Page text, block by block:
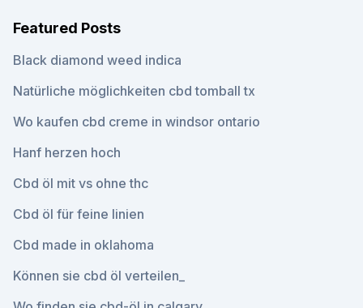
Featured Posts
Black diamond weed indica
Natürliche möglichkeiten cbd tomball tx
Wo kaufen cbd creme in windsor ontario
Hanf herzen hoch
Cbd öl mit vs ohne thc
Cbd öl für feine linien
Cbd made in oklahoma
Können sie cbd öl verteilen_